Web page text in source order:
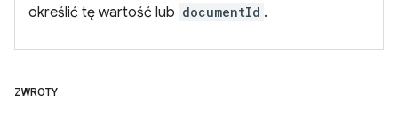
określić tę wartość lub documentId .
ZWROTY